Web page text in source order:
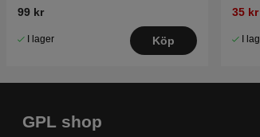
99 kr
I lager Köp
35 kr
I
GPL shop